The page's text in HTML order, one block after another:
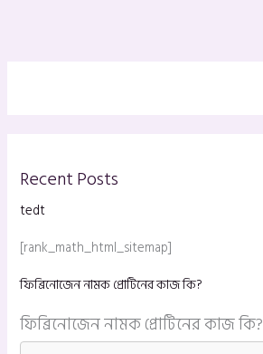
Recent Posts
tedt
[rank_math_html_sitemap]
ফিব্রিনোজেন নামক প্রোটিনের কাজ কি?
ফিব্রিনোজেন নামক প্রোটিনের কাজ কি?